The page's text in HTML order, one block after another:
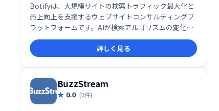
Botifyは、大規模サイトの検索トラフィック最大化と
売上向上を支援するウェブサイトコンサルティングプ
ラットフォームです。AIが検索アルゴリズムの変化に
対応した施策を提案し、優先順位の高いアクションに
集中できます。多くのコンテンツや日々生成されるペ
ージを持つサイト、移行を控えるサイトに最適です。
SEO担当者、技術者、経営者の生産性向上に貢献しま
す。
詳しく見る
BuzzStream
0.0 (0件)